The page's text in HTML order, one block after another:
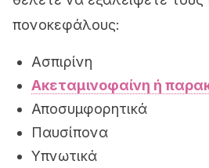
πονοκεφάλους:
Ασπιρίνη
Ακεταμινοφαίνη ή
Αποσυμφορητικά
Παυσίπονα
Υπνωτικά